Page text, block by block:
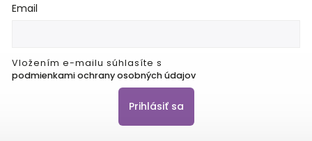
Email
Vložením e-mailu súhlasíte s
podmienkami ochrany osobných údajov
Prihlásiť sa